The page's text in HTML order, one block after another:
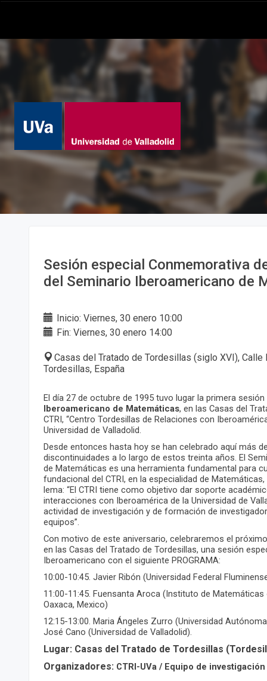
Sesión especial Conmemorativa
del Seminario Iberoamericano de
Inicio: Viernes, 30 enero 10:00
Fin: Viernes, 30 enero 14:00
Casas del Tratado de Tordesillas (siglo XVI), Calle
Tordesillas, España
El día 27 de octubre de 1995 tuvo lugar la primera
Iberoamericano de Matemáticas, en las Casas del
CTRI, “Centro Tordesillas de Relaciones con
Universidad de Valladolid.
Desde entonces hasta hoy se han celebrado aquí más
discontinuidades a lo largo de estos treinta años. El
de Matemáticas es una herramienta fundamental para
fundacional del CTRI, en la especialidad de
lema: “El CTRI tiene como objetivo dar soporte
interacciones con Iberoamérica de la Universidad de
actividad de investigación y de formación de
equipos”.
Con motivo de este aniversario, celebraremos el
en las Casas del Tratado de Tordesillas, una sesión
Iberoamericano con el siguiente PROGRAMA:
10:00-10:45. Javier Ribón (Universidad Federal
11:00-11:45. Fuensanta Aroca (Instituto de Matemáticas
Oaxaca, Mexico)
12:15-13:00. Maria Ángeles Zurro (Universidad
José Cano (Universidad de Valladolid).
Lugar: Casas del Tratado de Tordesillas
Organizadores: CTRI-UVa / Equipo de investigación